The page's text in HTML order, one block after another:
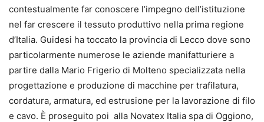
contestualmente far conoscere l’impegno dell’istituzione
nel far crescere il tessuto produttivo nella prima regione
d’Italia. Guidesi ha toccato la provincia di Lecco dove sono
particolarmente numerose le aziende manifatturiere a
partire dalla Mario Frigerio di Molteno specializzata nella
progettazione e produzione di macchine per trafilatura,
cordatura, armatura, ed estrusione per la lavorazione di filo
e cavo. È proseguito poi alla Novatex Italia spa di Oggiono,